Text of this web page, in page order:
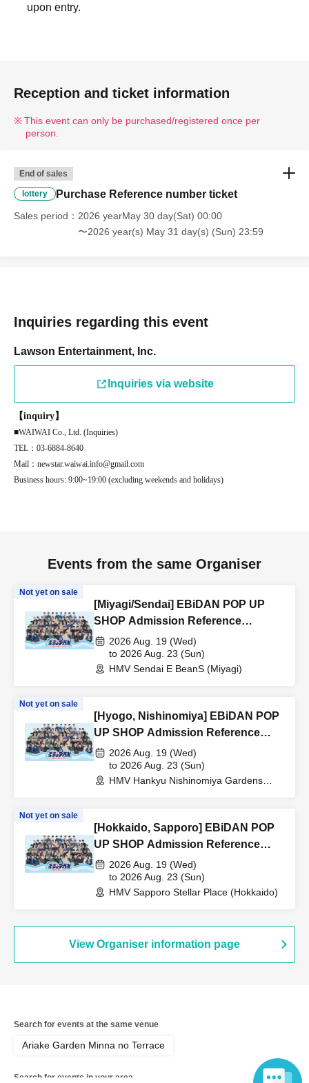
upon entry.
Reception and ticket information
This event can only be purchased/registered once per
person.
End of sales
lottery Purchase Reference number ticket
Sales period
2026 yearMay 30 day(Sat) 00:00
〜2026 year(s) May 31 day(s) (Sun) 23:59
Inquiries regarding this event
Lawson Entertainment, Inc.
Inquiries via website
【inquiry】
■WAIWAI Co., Ltd. (Inquiries)
TEL：03-6884-8640
Mail：newstar.waiwai.info@gmail.com
Business hours: 9:00~19:00 (excluding weekends and holidays)
Events from the same Organiser
Not yet on sale
[Miyagi/Sendai] EBiDAN POP UP
SHOP Admission Reference
number ticket
2026 Aug. 19 (Wed)
to 2026 Aug. 23 (Sun)
HMV Sendai E BeanS (Miyagi)
Not yet on sale
[Hyogo, Nishinomiya] EBiDAN POP
UP SHOP Admission Reference
number ticket
2026 Aug. 19 (Wed)
to 2026 Aug. 23 (Sun)
HMV Hankyu Nishinomiya Gardens
Not yet on sale
[Hokkaido, Sapporo] EBiDAN POP
UP SHOP Admission Reference
number ticket
2026 Aug. 19 (Wed)
to 2026 Aug. 23 (Sun)
HMV Sapporo Stellar Place (Hokkaido)
View Organiser information page
Search for events at the same venue
Ariake Garden Minna no Terrace
Search for events in your area